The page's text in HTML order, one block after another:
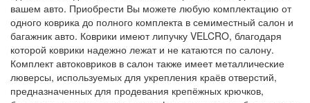
вашем авто. Приобрести Вы можете любую комплектацию от
одного коврика до полного комплекта в семиместный салон и
багажник авто. Коврики имеют липучку VELCRO, благодаря
которой коврики надежно лежат и не катаются по салону.
Комплект автоковриков в салон также имеет металлические
люверсы, используемых для укрепления краёв отверстий,
предназначенных для продевания крепёжных крючков,